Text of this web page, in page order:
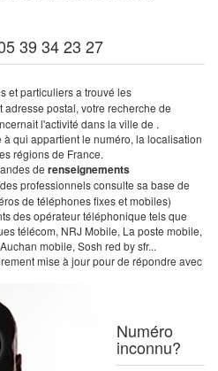
39 34 23 27
et particuliers a trouvé les
adresse postal, votre recherche de
l'activité dans la ville de .
qui appartient le numéro, la localisation
régions de France.
de renseignements
professionnels consulte sa base de
de téléphones fixes et mobiles)
des opérateur téléphonique tels que
télécom, NRJ Mobile, La poste mobile,
mobile, Sosh red by sfr...
mise à jour pour de répondre avec
Numéro
inconnu?